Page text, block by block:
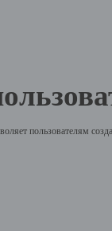
пользователям